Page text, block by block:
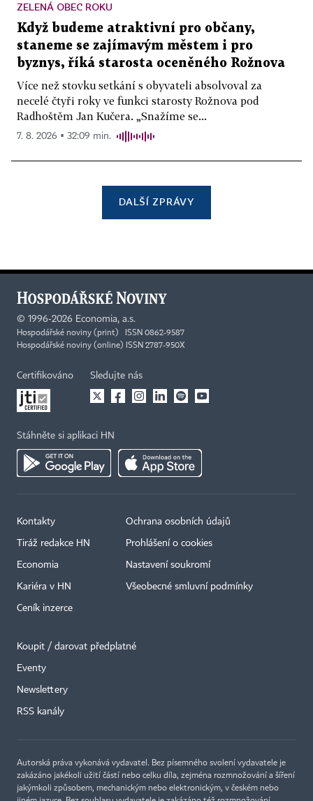
ZELENÁ OBEC ROKU
Když budeme atraktivní pro občany,
staneme se zajímavým městem i pro
byznys, říká starosta oceněného Rožnova
Více než stovku setkání s obyvateli absolvoval za
necelé čtyři roky ve funkci starosty Rožnova pod
Radhoštěm Jan Kučera. „Snažíme se...
7. 8. 2026 ▪ 32:09 min.
DALŠÍ ZPRÁVY
© 1996-2026 Economia, a.s.
Hospodářské noviny (print) ISSN 0862-9587
Hospodářské noviny (online) ISSN 2787-950X
Certifikováno Sledujte nás
Stáhněte si aplikaci HN
Kontakty
Tiráž redakce HN
Economia
Kariéra v HN
Ceník inzerce
Ochrana osobních údajů
Prohlášení o cookies
Nastavení soukromí
Všeobecné smluvní podmínky
Koupit / darovat předplatné
Eventy
Newslettery
RSS kanály
Autorská práva vykonává vydavatel. Bez písemného svolení vydavatele je
zakázáno jakékoli užití částí nebo celku díla, zejména rozmnožování a šíření
jakýmkoli způsobem, mechanickým nebo elektronickým, v českém nebo